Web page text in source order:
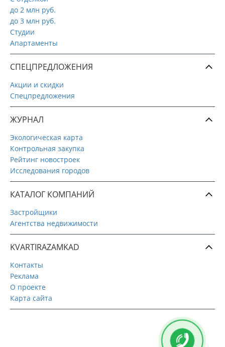
до 2 млн руб.
до 3 млн руб.
Студии
Апартаменты
СПЕЦПРЕДЛОЖЕНИЯ
Акции и скидки
Спецпредложения
ЖУРНАЛ
Экологическая карта
Контрольная закупка
Рейтинг новостроек
Исследования городов
КАТАЛОГ КОМПАНИЙ
Застройщики
Агентства недвижимости
KVARTIRAZAMKAD
Контакты
Реклама
О проекте
Карта сайта